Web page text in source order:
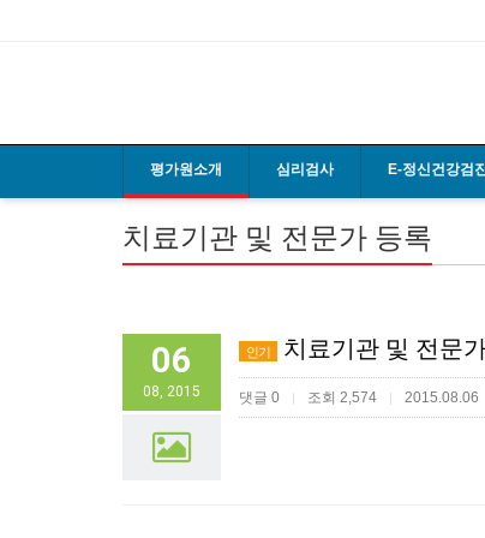
평가원소개 심리검사 E-정신건강검
치료기관 및 전문가 등록
06
08, 2015
인기 치료기관 및 전문
댓글 0 조회 2,574 2015.08.06